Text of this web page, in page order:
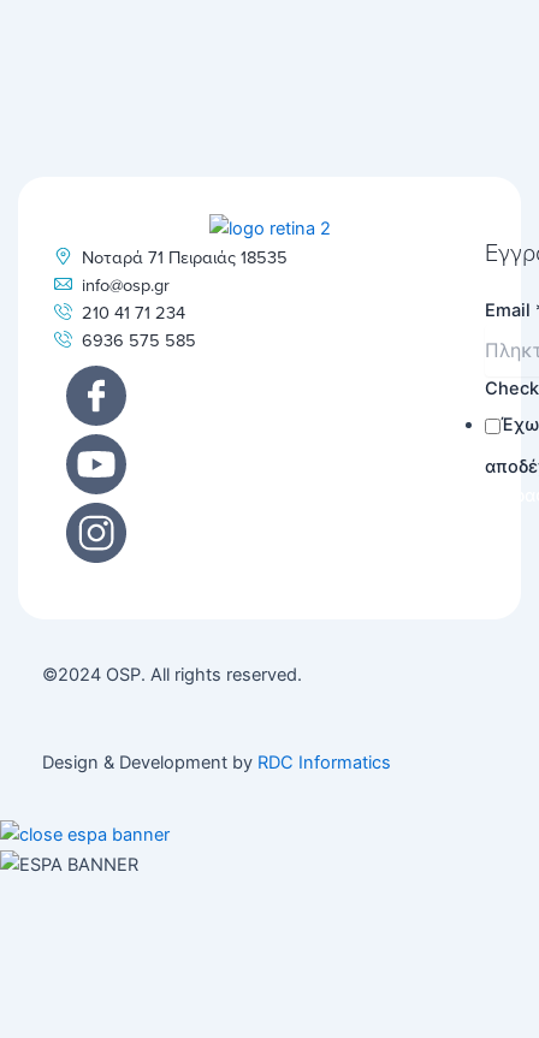
Νοταρά 71 Πειραιάς 18535
info@osp.gr
210 41 71 234
6936 575 585
Email
Έχω
©2024 OSP. All rights reserved.
Design & Development by RDC Informatics